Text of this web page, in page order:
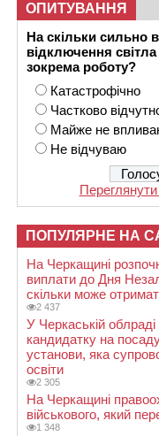
ОПИТУВАННЯ
На скільки сильно
відключення
зокрема роботу?
Катастрофічно
Частково
Майже не
Не відчуваю
ПОПУЛЯРНЕ НА
На Черкащині
виплати до Дня
скільки може
2 437
У Черкаській
кандидатку на
установи, яка
освіти
2 305
На Черкащині
військового, який
1 348